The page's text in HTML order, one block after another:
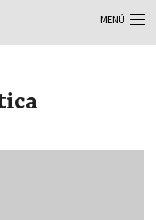
MENÚ